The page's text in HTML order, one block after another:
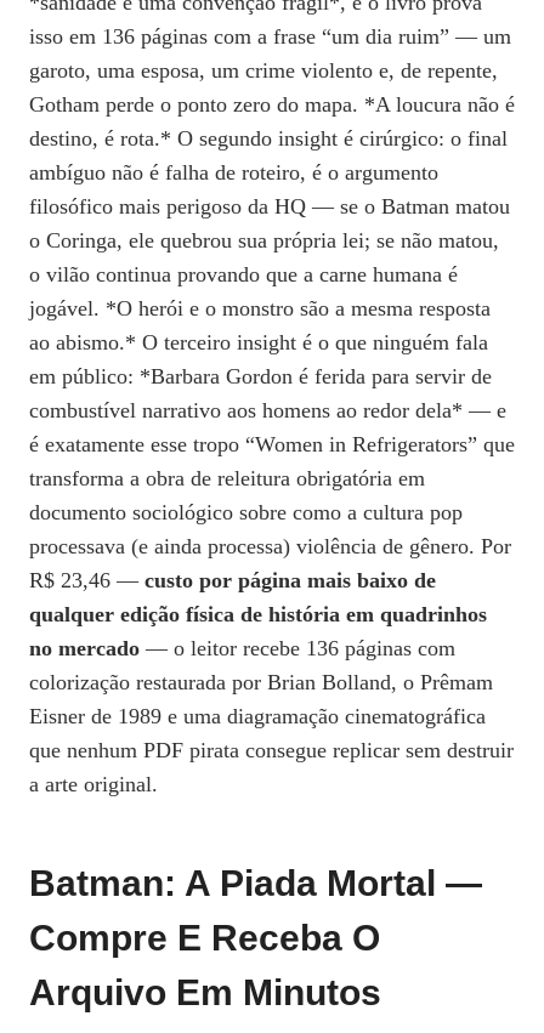
isso em 136 páginas com a frase “um dia ruim” — um
garoto, uma esposa, um crime violento e, de repente,
Gotham perde o ponto zero do mapa. *A loucura não é
destino, é rota.* O segundo insight é cirúrgico: o final
ambíguo não é falha de roteiro, é o argumento
filosófico mais perigoso da HQ — se o Batman matou
o Coringa, ele quebrou sua própria lei; se não matou,
o vilão continua provando que a carne humana é
jogável. *O herói e o monstro são a mesma resposta
ao abismo.* O terceiro insight é o que ninguém fala
em público: *Barbara Gordon é ferida para servir de
combustível narrativo aos homens ao redor dela* — e
é exatamente esse tropo “Women in Refrigerators” que
transforma a obra de releitura obrigatória em
documento sociológico sobre como a cultura pop
processava (e ainda processa) violência de gênero. Por
R$ 23,46 — custo por página mais baixo de
qualquer edição física de história em quadrinhos
no mercado — o leitor recebe 136 páginas com
colorização restaurada por Brian Bolland, o Prêmam
Eisner de 1989 e uma diagramação cinematográfica
que nenhum PDF pirata consegue replicar sem destruir
a arte original.
Batman: A Piada Mortal —
Compre E Receba O
Arquivo Em Minutos